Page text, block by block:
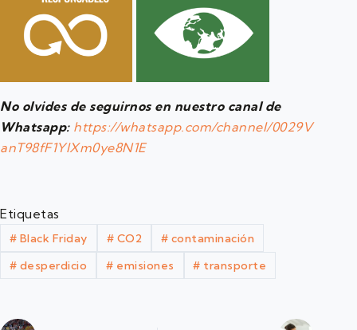
No olvides de seguirnos en nuestro canal de
Whatsapp: https://whatsapp.com/channel/0029V
anT98fF1YlXm0ye8N1E
Etiquetas
# Black Friday # CO2 # contaminación
# desperdicio # emisiones # transporte